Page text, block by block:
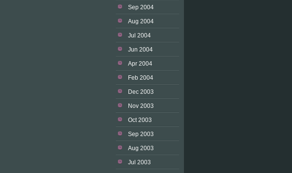
Sep 2004
Aug 2004
Jul 2004
Jun 2004
Apr 2004
Feb 2004
Dec 2003
Nov 2003
Oct 2003
Sep 2003
Aug 2003
Jul 2003